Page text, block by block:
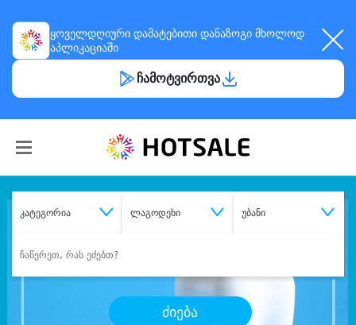
ყოველდღიური დამატებითი დანაზოგი მხოლოდ
აპლიკაციაში
ჩამოტვირთვა
კატეგორია ლაგოდეხი უბანი
ძიება